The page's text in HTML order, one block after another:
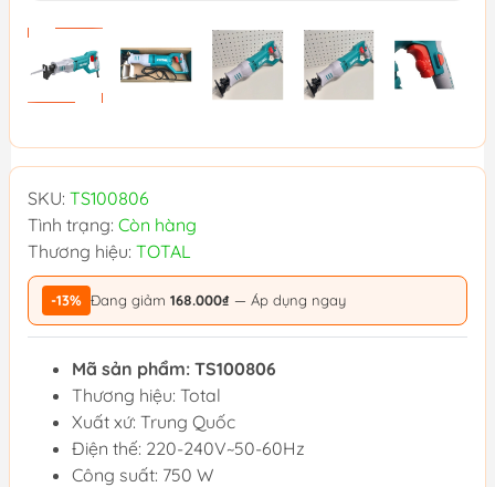
SKU: TS100806
Tình trạng: Còn hàng
Thương hiệu: TOTAL
-13% Đang giảm 168.000₫ — Áp dụng ngay
Mã sản phẩm: TS100806
Thương hiệu: Total
Xuất xứ: Trung Quốc
Điện thế: 220-240V~50-60Hz
Công suất: 750 W